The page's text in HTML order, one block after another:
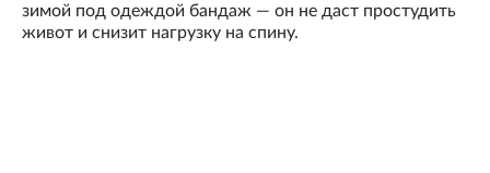
зимой под одеждой бандаж — он не даст простудить
живот и снизит нагрузку на спину.